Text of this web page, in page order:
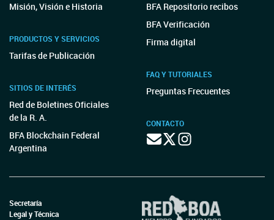
Misión, Visión e Historia
PRODUCTOS Y SERVICIOS
Tarifas de Publicación
SITIOS DE INTERÉS
Red de Boletines Oficiales
de la R. A.
BFA Blockchain Federal
Argentina
BFA Repositorio recibos
BFA Verificación
Firma digital
FAQ Y TUTORIALES
Preguntas Frecuentes
CONTACTO
Secretaría
Legal y Técnica